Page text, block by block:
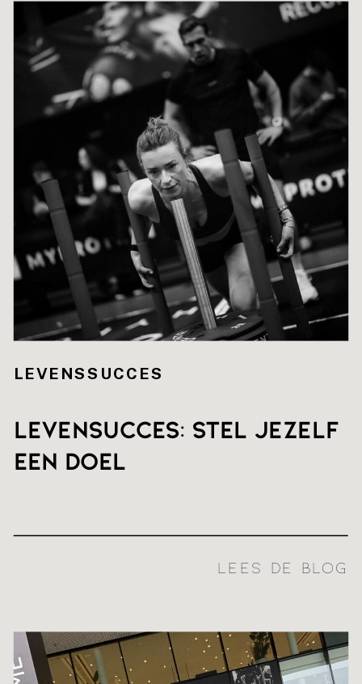
LEES DE BLOG
Levensucces: stel jezelf
een doel
LEVENSSUCCES